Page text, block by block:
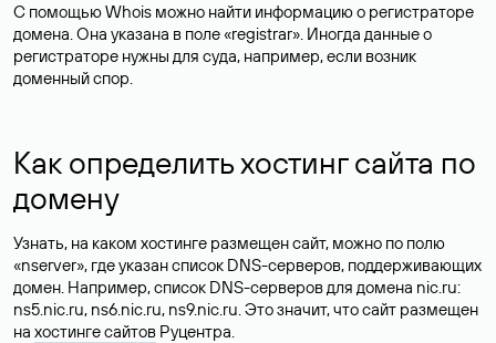
С помощью Whois можно найти информацию о регистраторе
домена. Она указана в поле «registrar». Иногда данные о
регистраторе нужны для суда, например, если возник
доменный спор.
Как определить хостинг сайта по
домену
Узнать, на каком хостинге размещен сайт, можно по полю
«nserver», где указан список DNS-серверов, поддерживающих
домен. Например, список DNS-серверов для домена nic.ru:
ns5.nic.ru, ns6.nic.ru, ns9.nic.ru. Это значит, что сайт размещен
на хостинге сайтов Руцентра.